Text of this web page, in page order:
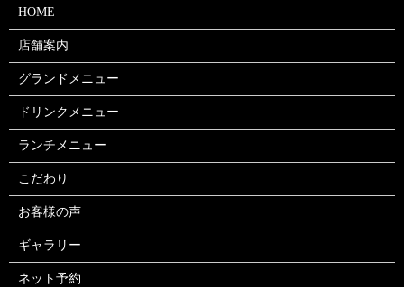
HOME
店舗案内
グランドメニュー
ドリンクメニュー
ランチメニュー
こだわり
お客様の声
ギャラリー
ネット予約